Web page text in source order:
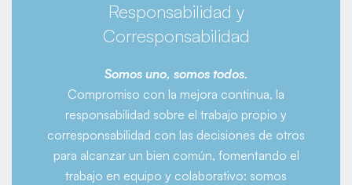
Responsabilidad y
Corresponsabilidad
Somos uno, somos todos.
Compromiso con la mejora continua, la
responsabilidad sobre el trabajo propio y
corresponsabilidad con las decisiones de otros
para alcanzar un bien común, fomentando el
trabajo en equipo y colaborativo: somos